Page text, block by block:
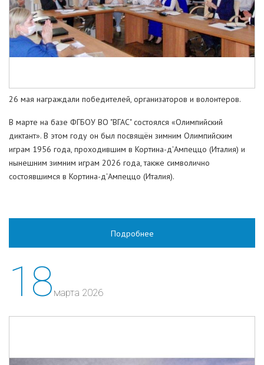
26 мая награждали победителей, организаторов и волонтеров.
В марте на базе ФГБОУ ВО "ВГАС" состоялся «Олимпийский
диктант». В этом году он был посвящён зимним Олимпийским
играм 1956 года, проходившим в Кортина-д'Ампеццо (Италия) и
нынешним зимним играм 2026 года, также символично
состоявшимся в Кортина-д'Ампеццо (Италия).
Подробнее
18 марта 2026